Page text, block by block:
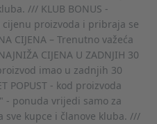
/// KLUB BONUS -
proizvoda i pribraja se
CIJENA – Trenutno važeća
CIJENA U ZADNJIH 30
imao u zadnjih 30
POPUST - kod proizvoda
- ponuda vrijedi samo za
kupce i članove kluba. ///